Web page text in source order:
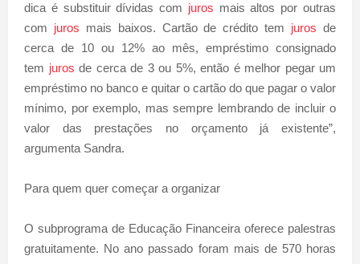
dica é substituir dívidas com juros mais altos por outras
com juros mais baixos. Cartão de crédito tem juros de
cerca de 10 ou 12% ao mês, empréstimo consignado
tem juros de cerca de 3 ou 5%, então é melhor pegar um
empréstimo no banco e quitar o cartão do que pagar o valor
mínimo, por exemplo, mas sempre lembrando de incluir o
valor das prestações no orçamento já existente”,
argumenta Sandra.
Para quem quer começar a organizar
O subprograma de Educação Financeira oferece palestras
gratuitamente. No ano passado foram mais de 570 horas